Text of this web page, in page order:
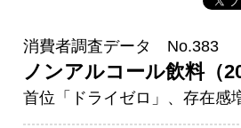
消費者調査データ No.383
ノンアルコール飲料（
首位「ドライゼロ」、存在感